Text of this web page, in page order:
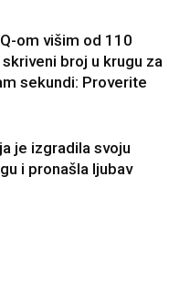
om višim od 110
broj u krugu za
sekundi: Proverite
je izgradila svoju
i pronašla ljubav